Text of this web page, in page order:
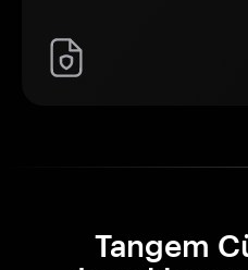
Tangem